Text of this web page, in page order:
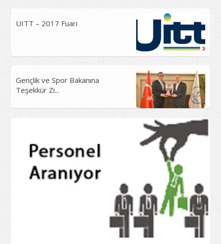
UITT – 2017 Fuarı
Gençlik ve Spor Bakanına
Teşekkür Zi...